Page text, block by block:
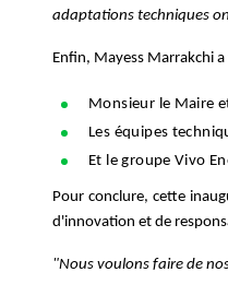
adaptations techniques
Enfin, Mayess Marrakchi
Monsieur le Maire
Les équipes
Et le groupe Vivo
Pour conclure, cette
d'innovation et de
"Nous voulons faire de